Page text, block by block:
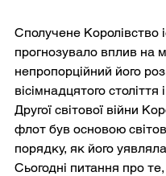
Сполучене Королівство
прогнозувало вплив на
непропорційний його
вісімнадцятого століття
Другої світової війни
флот був основою
порядку, як його
Сьогодні питання про